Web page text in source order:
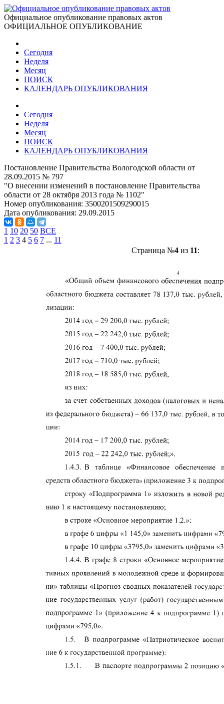
Официальное опубликование правовых актов
ОФИЦИАЛЬНОЕ ОПУБЛИКОВАНИЕ
Сегодня
Неделя
Месяц
ПОИСК
КАЛЕНДАРЬ ОПУБЛИКОВАНИЯ
Сегодня
Неделя
Месяц
ПОИСК
КАЛЕНДАРЬ ОПУБЛИКОВАНИЯ
Постановление Правительства Вологодской области от
28.09.2015 № 797
"О внесении изменений в постановление Правительства
области от 28 октября 2013 года № 1102"
Номер опубликования: 3500201509290015
Дата опубликования: 29.09.2015
1 10 20 50 ВСЕ
1 2 3 4 5 6 7 ... 11
Страница №4 из 11: